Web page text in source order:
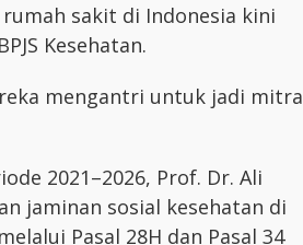
sakit di Indonesia kini
Kesehatan.
mengantri untuk jadi mitra
2021–2026, Prof. Dr. Ali
jaminan sosial kesehatan di
Pasal 28H dan Pasal 34